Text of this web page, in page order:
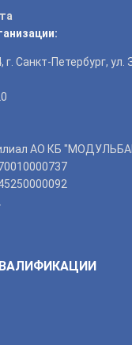
г. Санкт-Петербург, ул.
АО КБ